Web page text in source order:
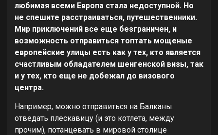
любимая всеми Европа стала недоступной. Но
не спешите расстраиваться, путешественники.
Мир приключений все еще безграничен, и
возможность отправиться топтать мощеные
европейские улицы есть как у тех, кто является
счастливым обладателем шенгенской визы, так
и у тех, кто еще не добежал до визового
центра.
Например, можно отправиться на Балканы:
отведать плескавицу (и это котлета, между
прочим), потанцевать в мировой столице